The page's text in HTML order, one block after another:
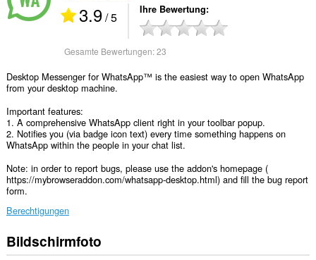
3.9/ 5 Ihre Bewertung
Gesamte Bewertungen:23
Desktop Messenger for WhatsApp™ is the easiest way to open WhatsApp
from your desktop machine.
Important features:
1. A comprehensive WhatsApp client right in your toolbar popup.
2. Notifies you (via badge icon text) every time something happens on
WhatsApp within the people in your chat list.
Note: in order to report bugs, please use the addon's homepage (
https://mybrowseraddon.com/whatsapp-desktop.html) and fill the bug report
form.
Berechtigungen
Diese
Erweiterung
Bildschirmfoto